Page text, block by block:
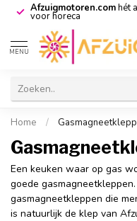
Afzuigmotoren.comhét
voor horeca
MENU
Home /
Een keuken waar op gas
goede
gasmagneetkleppen die
is natuurlijk de klep van